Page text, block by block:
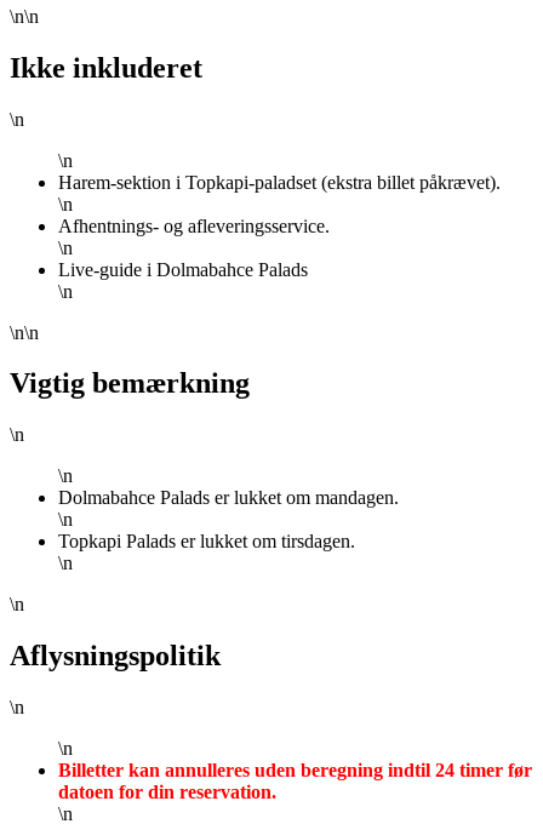
\n\n
Ikke inkluderet
\n
\n
Harem-sektion i Topkapi-paladset (ekstra billet påkrævet).
\n
Afhentnings- og afleveringsservice.
\n
Live-guide i Dolmabahce Palads
\n
\n\n
Vigtig bemærkning
\n
\n
Dolmabahce Palads er lukket om mandagen.
\n
Topkapi Palads er lukket om tirsdagen.
\n
\n
Aflysningspolitik
\n
\n
Billetter kan annulleres uden beregning indtil 24 timer før
datoen for din reservation.
\n